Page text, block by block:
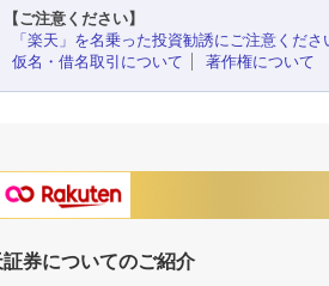
【ご注意ください】
「楽天」を名乗った投資勧誘にご注意くださ
仮名・借名取引について
著作権について
券についてのご紹介